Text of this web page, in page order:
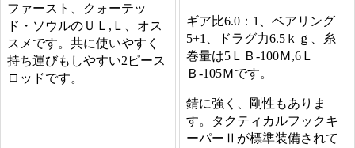
ファースト、クォーテッ
ド・ソウルのＵＬ,Ｌ、オス
スメです。共に使いやすく
持ち運びもしやすい2ピース
ロッドです。
ギア比6.0：1、ベアリング
5+1、ドラグ力6.5ｋｇ、糸
巻量は5ＬＢ-100Ｍ,6Ｌ
Ｂ-105Ｍです。
錆に強く、剛性もありま
す。タクティカルフックキ
ーパーⅡが標準装備されて